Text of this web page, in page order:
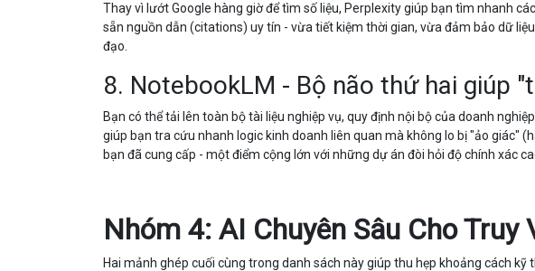
Thay vì lướt Google hàng giờ để tìm số liệu, Perplexity giúp bạn tìm nhanh
sẵn nguồn dẫn (citations) uy tín - vừa tiết kiệm thời gian, vừa đảm bảo dữ
đạo.
8. NotebookLM - Bộ não thứ hai giúp
Bạn có thể tải lên toàn bộ tài liệu nghiệp vụ, quy định nội bộ của doanh
giúp bạn tra cứu nhanh logic kinh doanh liên quan mà không lo bị "ảo giác"
bạn đã cung cấp - một điểm cộng lớn với những dự án đòi hỏi độ chính xác
Nhóm 4: AI Chuyên Sâu Cho Truy
Hai mảnh ghép cuối cùng trong danh sách này giúp thu hẹp khoảng cách